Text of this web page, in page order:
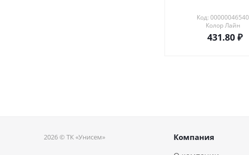
Код: 00000046540
Колор Лайн
431.80
2026 © ТК «Унисем»
Компания